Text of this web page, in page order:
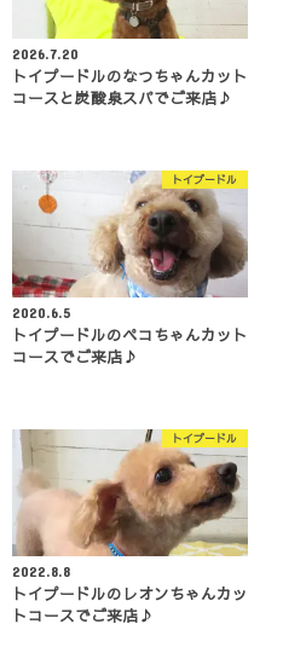
2026.7.20
トイプードルのなつちゃんカット
コースと炭酸泉スパでご来店♪
トイプードル
2020.6.5
トイプードルのペコちゃんカット
コースでご来店♪
トイプードル
2022.8.8
トイプードルのレオンちゃんカッ
トコースでご来店♪